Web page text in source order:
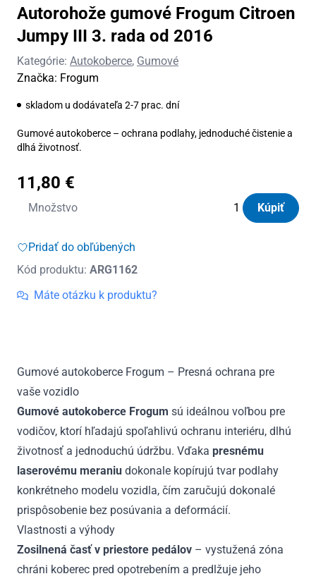
Autorohože gumové Frogum Citroen
Jumpy III 3. rada od 2016
Kategórie: Autokoberce, Gumové
Značka: Frogum
skladom u dodávateľa 2-7 prac. dní
Gumové autokoberce – ochrana podlahy, jednoduché čistenie a
dlhá životnosť.
11,80 €
Množstvo
množstvo
gumové
Citroen
Jumpy
2016
Kúpiť
Pridať do obľúbených
Kód produktu: ARG1162
Máte otázku k produktu?
Gumové autokoberce Frogum – Presná ochrana pre
vaše vozidlo
Gumové autokoberce Frogum sú ideálnou voľbou pre
vodičov, ktorí hľadajú spoľahlivú ochranu interiéru, dlhú
životnosť a jednoduchú údržbu. Vďaka presnému
laserovému meraniu dokonale kopírujú tvar podlahy
konkrétneho modelu vozidla, čím zaručujú dokonalé
prispôsobenie bez posúvania a deformácií.
Vlastnosti a výhody
Zosilnená časť v priestore pedálov – vystužená zóna
chráni koberec pred opotrebením a predlžuje jeho